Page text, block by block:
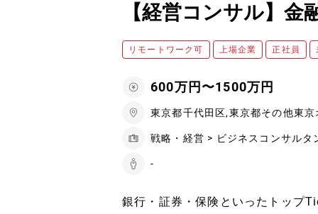
【経営コンサル】
リモートワーク可 上場企業 正社員
600万円〜1500万円
東京都千代田区,東京都その他東京
戦略・経営 > ビジネスコンサルタ
-
銀行・証券・保険といったトップ